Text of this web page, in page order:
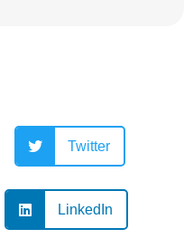
Twitter
LinkedIn